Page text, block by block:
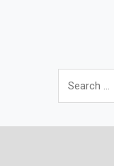
Search
for: